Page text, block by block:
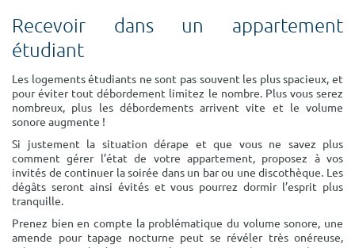
Recevoir dans un appartement
étudiant
Les logements étudiants ne sont pas souvent les plus spacieux, et
pour éviter tout débordement limitez le nombre. Plus vous serez
nombreux, plus les débordements arrivent vite et le volume
sonore augmente !
Si justement la situation dérape et que vous ne savez plus
comment gérer l’état de votre appartement, proposez à vos
invités de continuer la soirée dans un bar ou une discothèque. Les
dégâts seront ainsi évités et vous pourrez dormir l’esprit plus
tranquille.
Prenez bien en compte la problématique du volume sonore, une
amende pour tapage nocturne peut se révéler très onéreuse,